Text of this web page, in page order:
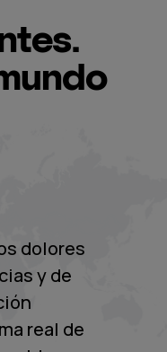
dolores
y de
real de